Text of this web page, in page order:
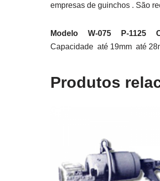
empresas de guinchos . São
Modelo W-075 P-1125
Capacidade até 19mm até
Produtos